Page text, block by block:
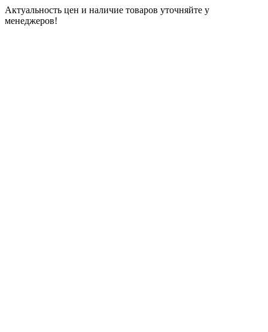
Актуальность цен и наличие товаров уточняйте у
менеджеров!